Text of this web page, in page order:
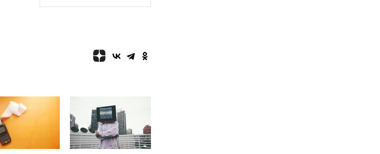
автомобиля на толпу в Омске
13:13
СК возбудил дело по
факту гибели женщины и
ребенка в Раменском
В Луганске при ракетном
ударе ВСУ по складу
пострадали пять человек